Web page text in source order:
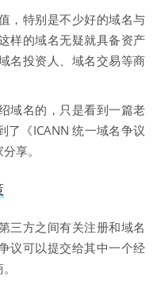
，特别是不少好的域名与
样的域名无疑就具备资产
名投资人、域名交易等商
域名的，只是看到一篇老
了《ICANN 统一域名争议
享。
三方之间有关注册和域名
议可以提交给其中一个经